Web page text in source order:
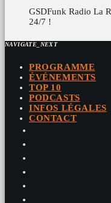
GSDFunk Radio La
24/7 !
NAVIGATE_NEXT
PROGRAMME
ÉVÉNEMENTS
TOP 10
PODCASTS
INFOS LÉGALES
CONTACT